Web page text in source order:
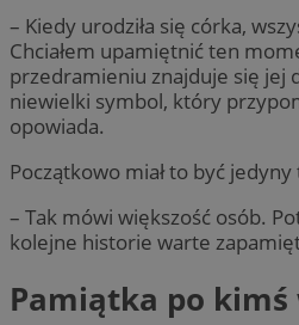
– Kiedy urodziła się córka,
Chciałem upamiętnić ten
przedramieniu znajduje się jej
niewielki symbol, który
opowiada.
Początkowo miał to być jedyny
– Tak mówi większość osób.
kolejne historie warte
Pamiątka po kimś